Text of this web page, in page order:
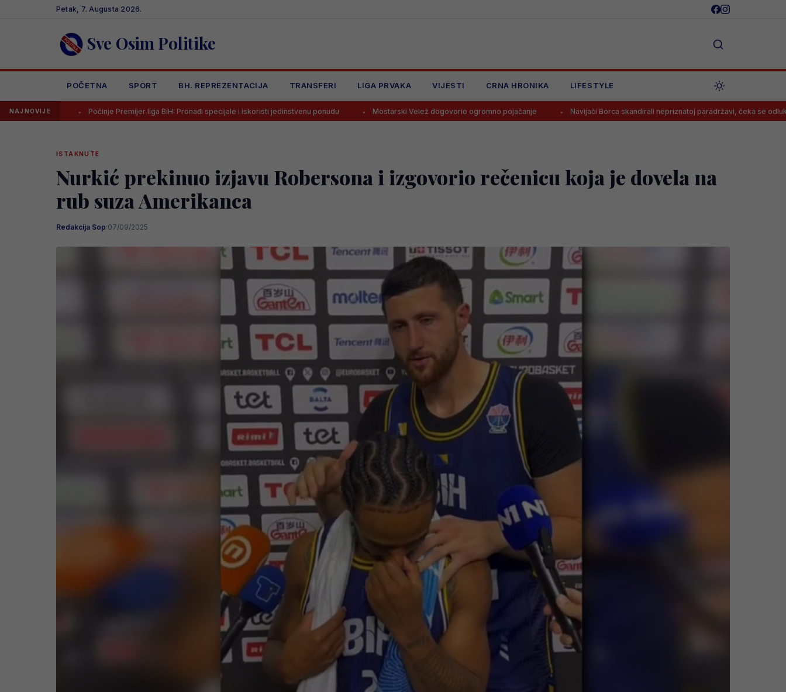
Petak, 7. Augusta 2026.
Sve Osim Politike
POČETNA SPORT BH. REPREZENTACIJA TRANSFERI LIGA PRVAKA VIJESTI CRNA HRONIKA LIFESTYLE
NAJNOVIJE
Počinje Premijer liga BiH: Pronađi specijale i iskoristi jedinstvenu ponudu Mostarski Velež dogovorio ogromno pojačanje Navijači Borca skandirali nepriznatoj paradržavi, čeka se odluka UEFA?
ISTAKNUTE
Nurkić prekinuo izjavu Robersona i izgovorio rečenicu koja je dovela na
rub suza Amerikanca
Redakcija Sop·07/09/2025